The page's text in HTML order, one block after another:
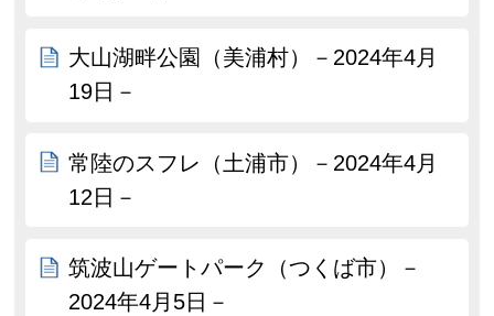
大山湖畔公園（美浦村）－2024年4月
19日－
常陸のスフレ（土浦市）－2024年4月
12日－
筑波山ゲートパーク（つくば市）－
2024年4月5日－